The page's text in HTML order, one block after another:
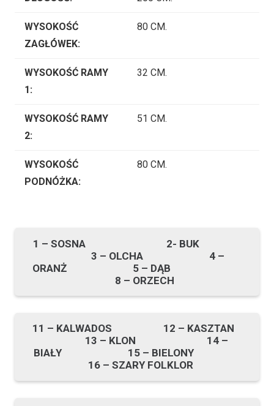
WYSOKOŚĆ
ZAGŁÓWEK:
80 CM.
WYSOKOŚĆ RAMY
1:
32 CM.
WYSOKOŚĆ RAMY
2:
51 CM.
WYSOKOŚĆ
PODNÓŻKA:
80 CM.
1 – SOSNA 2- BUK
3 – OLCHA 4 –
ORANŻ 5 – DĄB
8 – ORZECH
11 – KALWADOS 12 – KASZTAN
13 – KLON 14 –
BIAŁY 15 – BIELONY
16 – SZARY FOLKLOR